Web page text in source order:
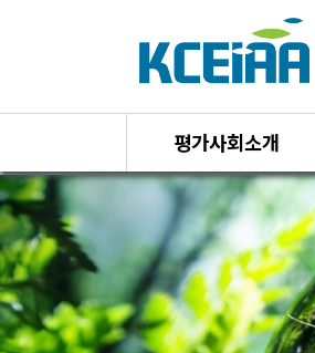
평가사회소개